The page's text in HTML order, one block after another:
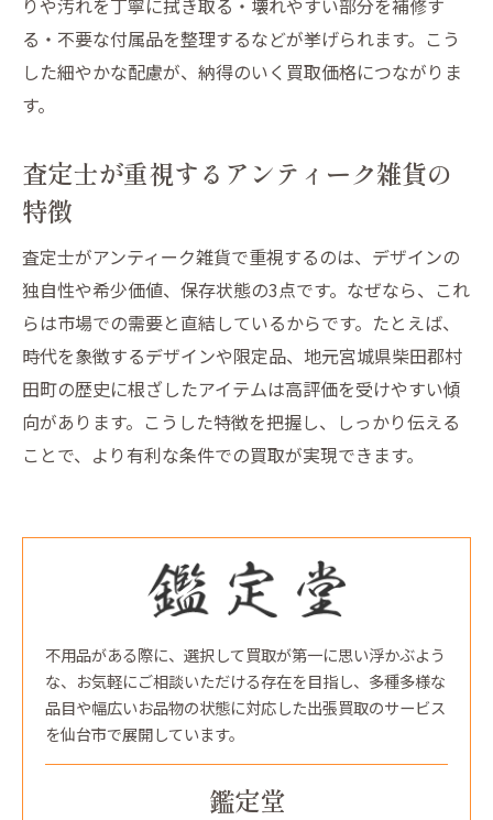
る・不要な付属品を整理するなどが挙げられます。こう
した細やかな配慮が、納得のいく買取価格につながりま
す。
査定士が重視するアンティーク雑貨の
特徴
査定士がアンティーク雑貨で重視するのは、デザインの
独自性や希少価値、保存状態の3点です。なぜなら、これ
らは市場での需要と直結しているからです。たとえば、
時代を象徴するデザインや限定品、地元宮城県柴田郡村
田町の歴史に根ざしたアイテムは高評価を受けやすい傾
向があります。こうした特徴を把握し、しっかり伝える
ことで、より有利な条件での買取が実現できます。
不用品がある際に、選択して買取が第一に思い浮かぶよう
な、お気軽にご相談いただける存在を目指し、多種多様な
品目や幅広いお品物の状態に対応した出張買取のサービス
を仙台市で展開しています。
鑑定堂